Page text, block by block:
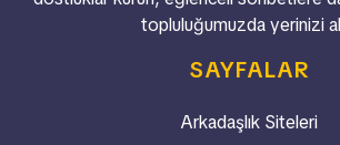
topluluğumuzda yerinizi
SAYFALAR
Arkadaşlık Siteleri